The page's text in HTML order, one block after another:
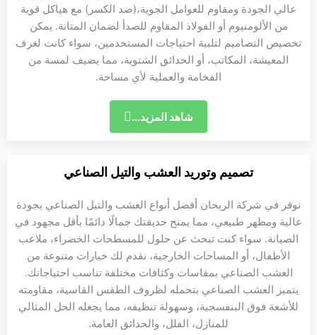
عالي الجودة ومقاوم للعوامل الجوية،(ضد الكسر) مع هياكل قوية
من الألومنيوم أو الفولاذ المقاوم للصدأ لضمان المتانة. يمكن
تخصيص التصاميم لتلبية احتياجات المستخدمين، سواء كانت لغرف
المعيشة، المكاتب، أو الحدائق الشتوية، مما يضيف لمسة من
الفخامة والعملية لأي مساحة.
شاهد المزيد...
تصميم وتوريد العشب والتيل الصناعي
نوفر في شركة الريحان أفضل أنواع العشب والتيل الصناعي بجودة
عالية ومظهر طبيعي، مما يمنح حديقتك جمالًا دائمًا بأقل مجهود في
الصيانة. سواء كنت تبحث عن حلول للمسطحات الخضراء، ملاعب
الأطفال، أو المساحات الخارجية، نقدم لك خيارات متنوعة من
العشب الصناعي بمقاسات وكثافات مختلفة تناسب احتياجاتك.
يتميز العشب الصناعي بتحمله لظروف الطقس القاسية، مقاومته
للأشعة فوق البنفسجية، وسهولة تنظيفه، مما يجعله الحل المثالي
للمنازل، الفلل، والحدائق العامة.